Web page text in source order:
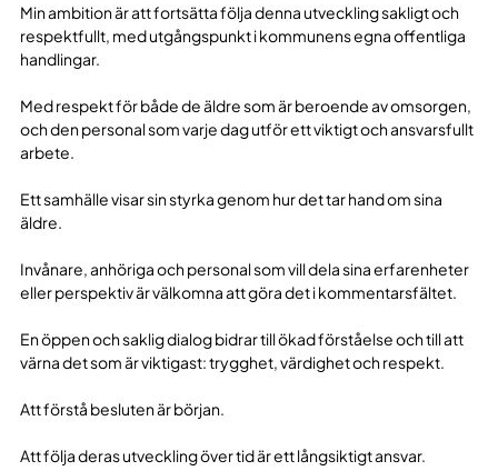
Min ambition är att fortsätta följa denna utveckling sakligt och
respektfullt, med utgångspunkt i kommunens egna offentliga
handlingar.
Med respekt för både de äldre som är beroende av omsorgen,
och den personal som varje dag utför ett viktigt och ansvarsfullt
arbete.
Ett samhälle visar sin styrka genom hur det tar hand om sina
äldre.
Invånare, anhöriga och personal som vill dela sina erfarenheter
eller perspektiv är välkomna att göra det i kommentarsfältet.
En öppen och saklig dialog bidrar till ökad förståelse och till att
värna det som är viktigast: trygghet, värdighet och respekt.
Att förstå besluten är början.
Att följa deras utveckling över tid är ett långsiktigt ansvar.